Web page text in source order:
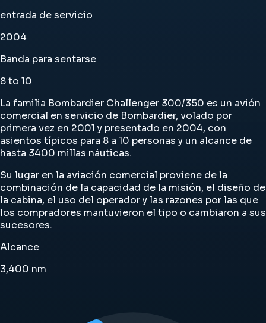
entrada de servicio
2004
Banda para sentarse
8 to 10
La familia Bombardier Challenger 300/350 es un avión
comercial en servicio de Bombardier, volado por
primera vez en 2001 y presentado en 2004, con
asientos típicos para 8 a 10 personas y un alcance de
hasta 3400 millas náuticas.
Su lugar en la aviación comercial proviene de la
combinación de la capacidad de la misión, el diseño de
la cabina, el uso del operador y las razones por las que
los compradores mantuvieron el tipo o cambiaron a sus
sucesores.
Alcance
3,400 nm